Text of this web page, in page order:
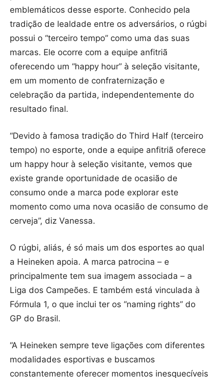
emblemáticos desse esporte. Conhecido pela
tradição de lealdade entre os adversários, o rúgbi
possui o “terceiro tempo” como uma das suas
marcas. Ele ocorre com a equipe anfitriã
oferecendo um “happy hour” à seleção visitante,
em um momento de confraternização e
celebração da partida, independentemente do
resultado final.
“Devido à famosa tradição do Third Half (terceiro
tempo) no esporte, onde a equipe anfitriã oferece
um happy hour à seleção visitante, vemos que
existe grande oportunidade de ocasião de
consumo onde a marca pode explorar este
momento como uma nova ocasião de consumo de
cerveja”, diz Vanessa.
O rúgbi, aliás, é só mais um dos esportes ao qual
a Heineken apoia. A marca patrocina – e
principalmente tem sua imagem associada – a
Liga dos Campeões. E também está vinculada à
Fórmula 1, o que inclui ter os “naming rights” do
GP do Brasil.
“A Heineken sempre teve ligações com diferentes
modalidades esportivas e buscamos
constantemente oferecer momentos inesquecíveis